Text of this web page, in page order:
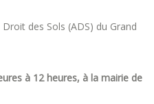
des Sols (ADS) du Grand
à 12 heures, à la mairie de